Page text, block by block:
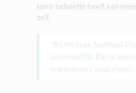
soms behoefte heeft aan
zelf.
“Bij Medsen Apotheek
uitzonderlijk. Dat is
werknemers vaak ergens